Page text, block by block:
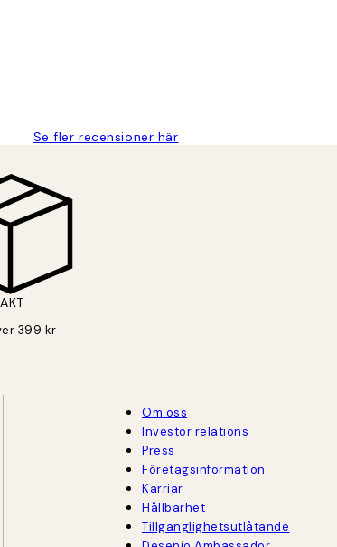
Se fler recensioner här
399 kr
Om oss
Investor relations
Press
Företagsinformation
Karriär
Hållbarhet
Tillgänglighetsutlåtande